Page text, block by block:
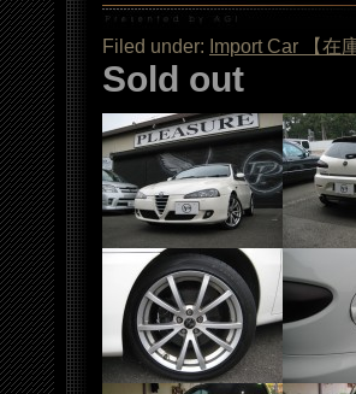
Filed under: Import Car 【在
Sold out